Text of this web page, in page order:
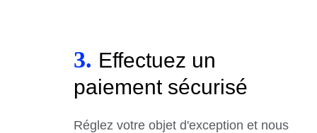
3. Effectuez un
paiement sécurisé
Réglez votre objet d'exception et nous